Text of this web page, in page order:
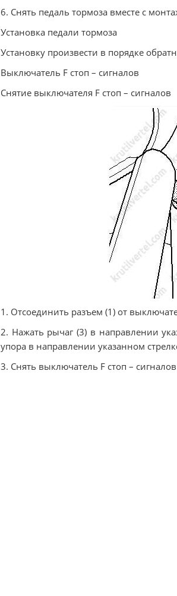
6. Снять педаль тормоза вместе с
Установка педали тормоза
Установку произвести в порядке
Выключатель F стоп – сигналов
Снятие выключателя F стоп – сигналов
1. Отсоединить разъем (1) от
2. Нажать рычаг (3) в направлении
упора в направлении указанном
3. Снять выключатель F стоп –